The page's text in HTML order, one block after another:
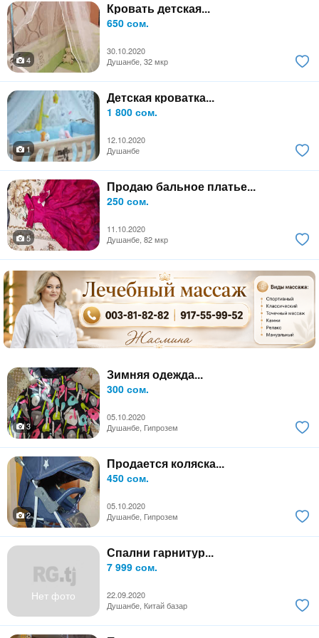
Кровать детская...
650 сом.
30.10.2020
4
Душанбе, 32 мкр
Детская кроватка...
1 800 сом.
12.10.2020
1
Душанбе
Продаю бальное платье...
250 сом.
11.10.2020
5
Душанбе, 82 мкр
Зимняя одежда...
300 сом.
05.10.2020
3
Душанбе, Гипрозем
Продается коляска...
450 сом.
05.10.2020
2
Душанбе, Гипрозем
Нет фото
Спални гарнитур...
7 999 сом.
22.09.2020
Душанбе, Китай базар